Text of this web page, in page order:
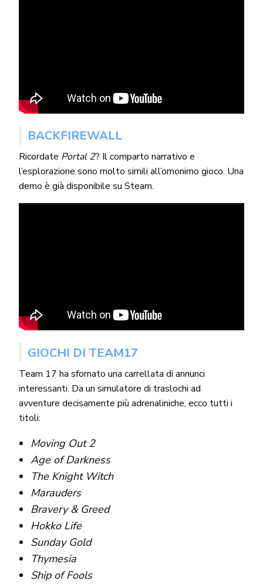
BACKFIREWALL
Ricordate Portal 2? Il comparto narrativo e
l’esplorazione sono molto simili all’omonimo gioco. Una
demo è già disponibile su Steam.
GIOCHI DI TEAM17
Team 17 ha sfornato una carrellata di annunci
interessanti. Da un simulatore di traslochi ad
avventure decisamente più adrenaliniche, ecco tutti i
titoli:
Moving Out 2
Age of Darkness
The Knight Witch
Marauders
Bravery & Greed
Hokko Life
Sunday Gold
Thymesia
Ship of Fools